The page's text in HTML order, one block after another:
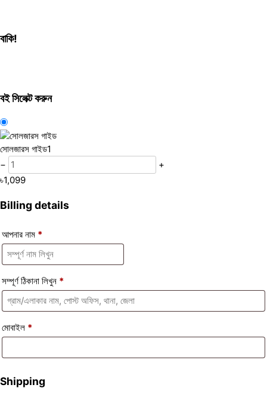
বাকি!
বই সিলেক্ট করুন
সোলজারস গাইড1
−
+
৳1,099
Billing details
আপনার নাম *
সম্পূর্ণ ঠিকানা লিখুন *
মোবাইল *
Shipping